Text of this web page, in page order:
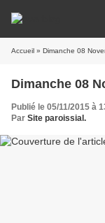
Accueil » Dimanche 08
Dimanche 08
Publié le 05/11/2015 à
Par Site paroissial.